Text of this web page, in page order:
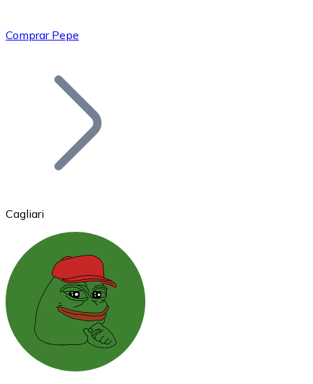
Bitcoin
Ethereum
ETH
Comprar Pepe
Cagliari